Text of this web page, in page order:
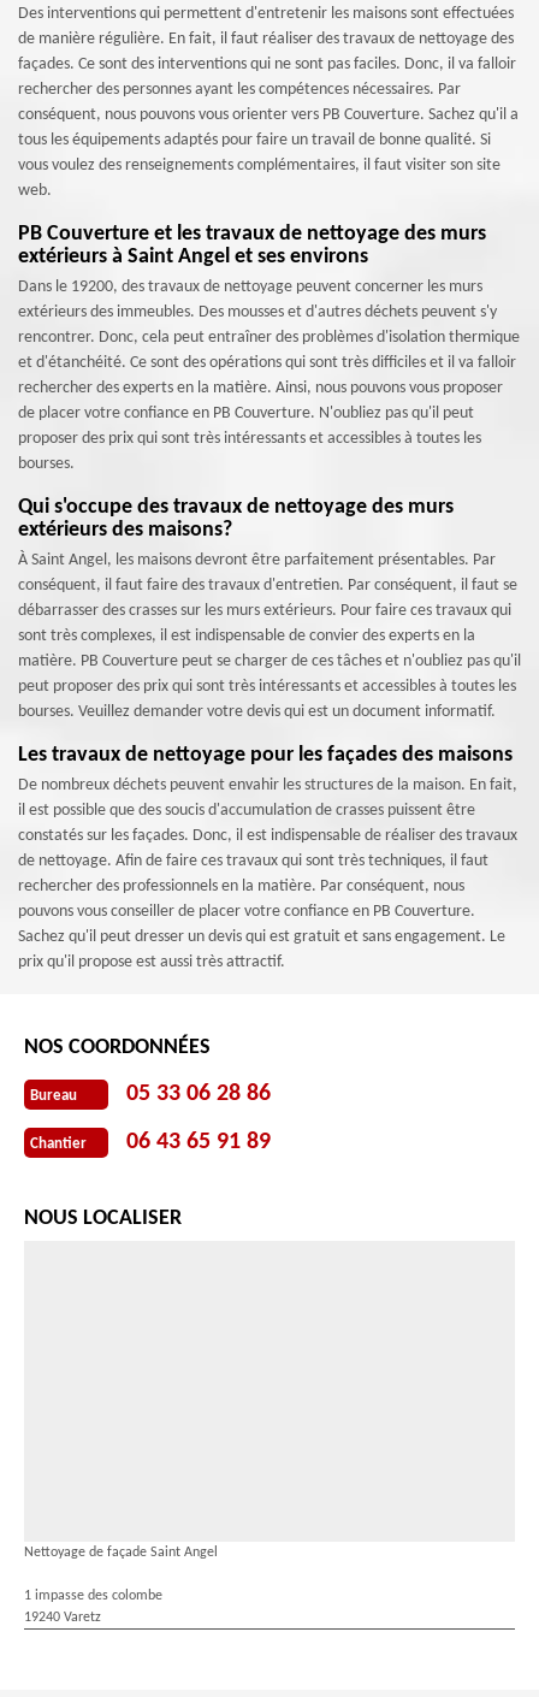
Des interventions qui permettent d'entretenir les maisons sont effectuées
de manière régulière. En fait, il faut réaliser des travaux de nettoyage des
façades. Ce sont des interventions qui ne sont pas faciles. Donc, il va falloir
rechercher des personnes ayant les compétences nécessaires. Par
conséquent, nous pouvons vous orienter vers PB Couverture. Sachez qu'il a
tous les équipements adaptés pour faire un travail de bonne qualité. Si
vous voulez des renseignements complémentaires, il faut visiter son site
web.
PB Couverture et les travaux de nettoyage des murs
extérieurs à Saint Angel et ses environs
Dans le 19200, des travaux de nettoyage peuvent concerner les murs
extérieurs des immeubles. Des mousses et d'autres déchets peuvent s'y
rencontrer. Donc, cela peut entraîner des problèmes d'isolation thermique
et d'étanchéité. Ce sont des opérations qui sont très difficiles et il va falloir
rechercher des experts en la matière. Ainsi, nous pouvons vous proposer
de placer votre confiance en PB Couverture. N'oubliez pas qu'il peut
proposer des prix qui sont très intéressants et accessibles à toutes les
bourses.
Qui s'occupe des travaux de nettoyage des murs
extérieurs des maisons?
À Saint Angel, les maisons devront être parfaitement présentables. Par
conséquent, il faut faire des travaux d'entretien. Par conséquent, il faut se
débarrasser des crasses sur les murs extérieurs. Pour faire ces travaux qui
sont très complexes, il est indispensable de convier des experts en la
matière. PB Couverture peut se charger de ces tâches et n'oubliez pas qu'il
peut proposer des prix qui sont très intéressants et accessibles à toutes les
bourses. Veuillez demander votre devis qui est un document informatif.
Les travaux de nettoyage pour les façades des maisons
De nombreux déchets peuvent envahir les structures de la maison. En fait,
il est possible que des soucis d'accumulation de crasses puissent être
constatés sur les façades. Donc, il est indispensable de réaliser des travaux
de nettoyage. Afin de faire ces travaux qui sont très techniques, il faut
rechercher des professionnels en la matière. Par conséquent, nous
pouvons vous conseiller de placer votre confiance en PB Couverture.
Sachez qu'il peut dresser un devis qui est gratuit et sans engagement. Le
prix qu'il propose est aussi très attractif.
NOS COORDONNÉES
Bureau 05 33 06 28 86
Chantier 06 43 65 91 89
NOUS LOCALISER
Nettoyage de façade Saint Angel
1 impasse des colombe
19240 Varetz